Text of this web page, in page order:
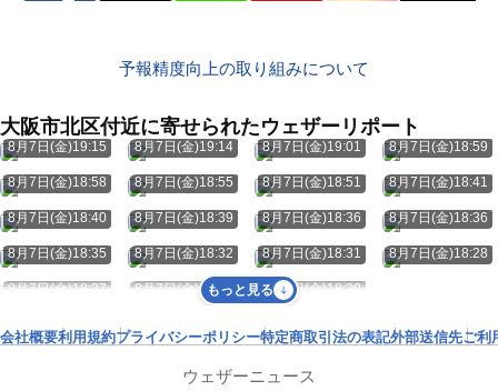
予報精度向上の取り組みについて
大阪市北区付近に寄せられたウェザーリポート
8月7日(金)19:15 8月7日(金)19:14 8月7日(金)19:01 8月7日(金)18:59
8月7日(金)18:58 8月7日(金)18:55 8月7日(金)18:51 8月7日(金)18:41
8月7日(金)18:40 8月7日(金)18:39 8月7日(金)18:36 8月7日(金)18:36
8月7日(金)18:35 8月7日(金)18:32 8月7日(金)18:31 8月7日(金)18:28
8月7日(金)18:27 8月7日(金)18:25 8月7日(金)18:20
もっと見る
会社概要利用規約プライバシーポリシー特定商取引法の表記外部送信先ご利
ウェザーニュース